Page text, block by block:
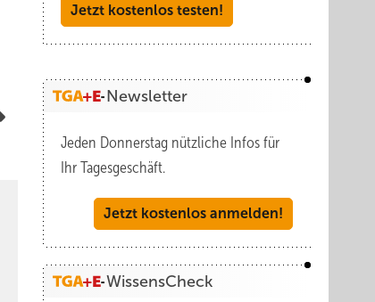
Jetzt kostenlos testen!
Newsletter
Jeden Donnerstag nützliche Infos für
Ihr Tagesgeschäft.
Jetzt kostenlos anmelden!
WissensCheck